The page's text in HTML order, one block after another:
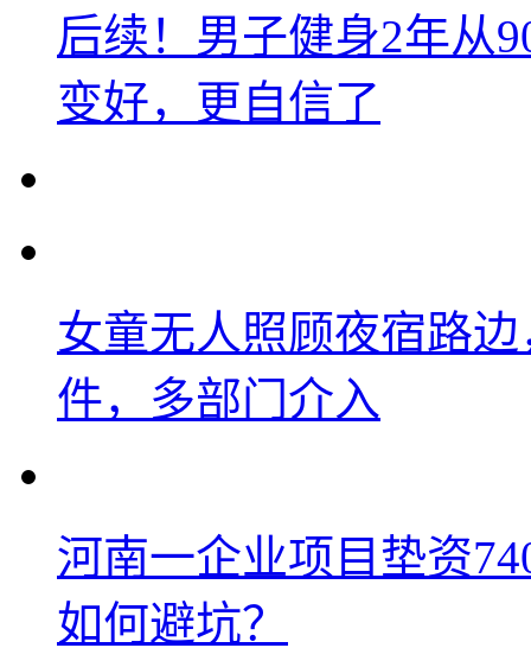
后续！男子健身2年从
变好，更自信了
女童无人照顾夜宿路
件，多部门介入
河南一企业项目垫资
如何避坑？